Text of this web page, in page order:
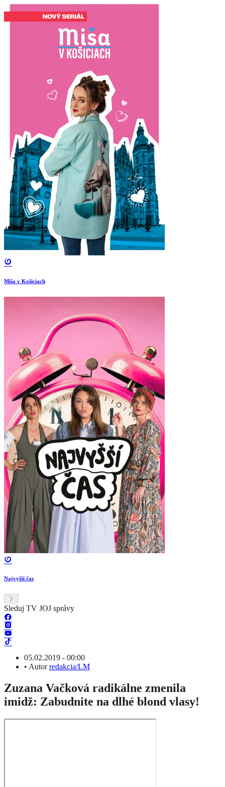
Miša v Košiciach
Najvyšší čas
Sleduj TV JOJ správy
05.02.2019 - 00:00
• Autorredakcia/LM
Zuzana Vačková radikálne zmenila
imidž: Zabudnite na dlhé blond vlasy!